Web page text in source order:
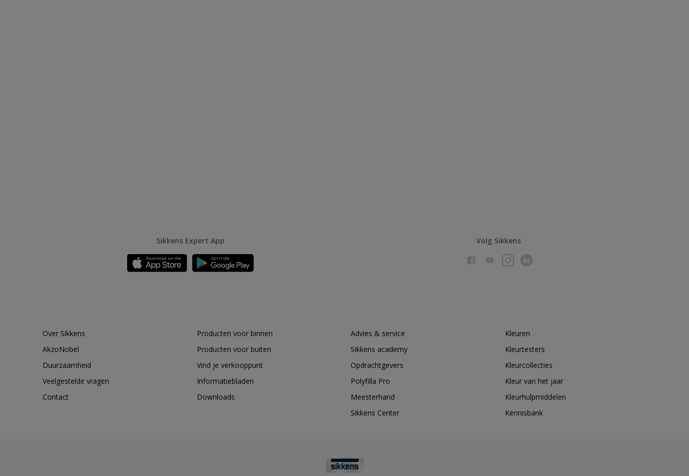
Sikkens Expert App Volg Sikkens
Over Sikkens
AkzoNobel
Duurzaamheid
Veelgestelde vragen
Contact
Producten voor binnen
Producten voor buiten
Vind je verkooppunt
Informatiebladen
Downloads
Advies & service
Sikkens academy
Opdrachtgevers
Polyfilla Pro
Meesterhand
Sikkens Center
Kleuren
Kleurtesters
Kleurcollecties
Kleur van het jaar
Kleurhulpmiddelen
Kennisbank